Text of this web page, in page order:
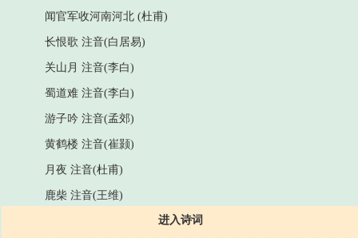
进入诗词
闻官军收河南河北 (杜甫)
长恨歌 注音(白居易)
关山月 注音(李白)
蜀道难 注音(李白)
游子吟 注音(孟郊)
黄鹤楼 注音(崔颢)
月夜 注音(杜甫)
鹿柴 注音(王维)